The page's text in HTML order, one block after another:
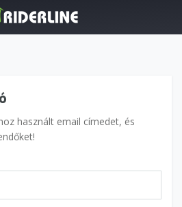
használt email címedet, és